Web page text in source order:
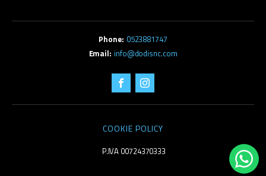
0523881747
info@dodisnc.com
COOKIE POLICY
P.IVA 00724370333